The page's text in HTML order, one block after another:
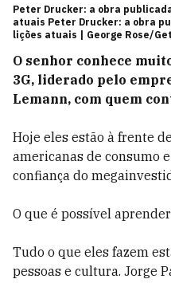
Peter Drucker: a obra
atuais Peter Drucker: a obra
lições atuais | George Rose/
O senhor conhece
3G, liderado pelo
Lemann, com quem
Hoje eles estão à frente
americanas de consumo
confiança do
O que é possível
Tudo o que eles fazem
pessoas e cultura. Jorge